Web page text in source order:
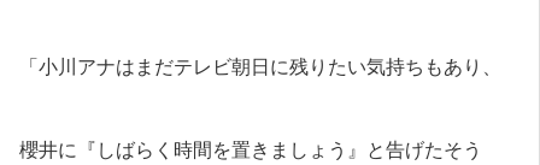
「小川アナはまだテレビ朝日に残りたい気持ちもあり、
櫻井に『しばらく時間を置きましょう』と告げたそう